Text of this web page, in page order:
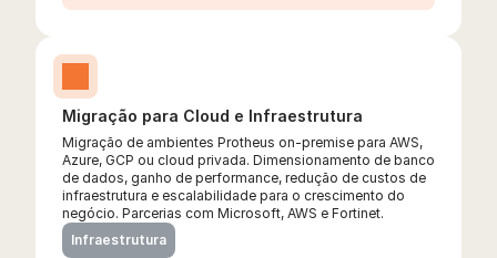
Migração para Cloud e Infraestrutura
Migração de ambientes Protheus on-premise para AWS,
Azure, GCP ou cloud privada. Dimensionamento de banco
de dados, ganho de performance, redução de custos de
infraestrutura e escalabilidade para o crescimento do
negócio. Parcerias com Microsoft, AWS e Fortinet.
Infraestrutura